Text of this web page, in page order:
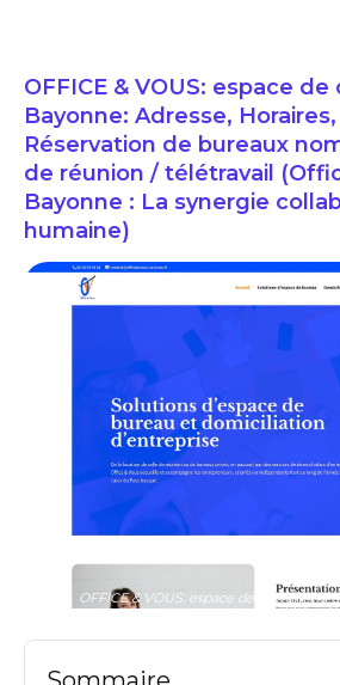
OFFICE & VOUS: espace
Bayonne: Adresse, Horaires,
Réservation de bureaux
de réunion / télétravail
Bayonne : La synergie
humaine)
OFFICE & VOUS: espace de coworking à